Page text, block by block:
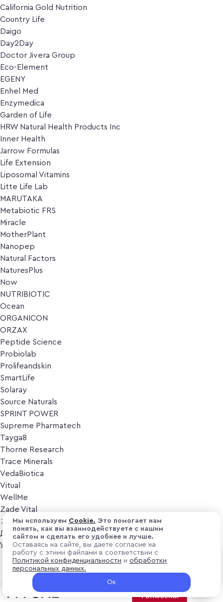
California Gold Nutrition
Country Life
Daigo
Day2Day
Doctor Jivera Group
Eco-Element
EGENY
Enhel Med
Enzymedica
Garden of Life
HRW Natural Health Products Inc
Inner Health
Jarrow Formulas
Life Extension
Liposomal Vitamins
Litte Life Lab
MARUTAKA
Metabiotic FRS
Miracle
MotherPlant
Nanopep
Natural Factors
NaturesPlus
Now
NUTRIBIOTIC
Ocean
ORGANICON
ORZAX
Peptide Science
Probiolab
Prolifeandskin
SmartLife
Solaray
Source Naturals
SPRINT POWER
Supreme Pharmatech
Tayga8
Thorne Research
Trace Minerals
VedaBiotica
Vitual
WellMe
Zade Vital
Косметика
Дезодоранты
Уход за лицом
Уход за телом
Популярные бренды
₽ 9 000
+ 270 ₽ витуальками
В корзину
Мы используем Cоokіе. Это помогает нам
понять, как вы взаимодействуете с нашим
сайтом и сделать его удобнее и лучше.
Оставаясь на сайте, вы даете согласие на
работу с этими файлами в соответствии с
Политикой конфиденциальности и обработки
персональных данных.
Ок